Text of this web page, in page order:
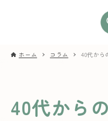
ホーム コラム 40代から
40代から